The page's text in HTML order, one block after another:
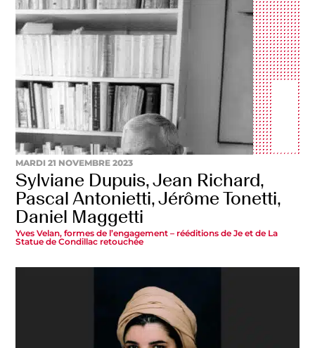
MARDI 21 NOVEMBRE 2023
Sylviane Dupuis, Jean Richard,
Pascal Antonietti, Jérôme Tonetti,
Daniel Maggetti
Yves Velan, formes de l’engagement – rééditions de Je et de La
Statue de Condillac retouchée